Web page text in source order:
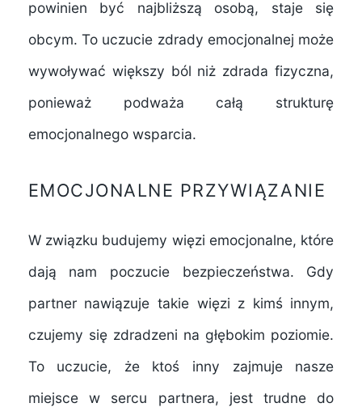
powinien być najbliższą osobą, staje się
obcym. To uczucie zdrady emocjonalnej może
wywoływać większy ból niż zdrada fizyczna,
ponieważ podważa całą strukturę
emocjonalnego wsparcia.
EMOCJONALNE PRZYWIĄZANIE
W związku budujemy więzi emocjonalne, które
dają nam poczucie bezpieczeństwa. Gdy
partner nawiązuje takie więzi z kimś innym,
czujemy się zdradzeni na głębokim poziomie.
To uczucie, że ktoś inny zajmuje nasze
miejsce w sercu partnera, jest trudne do